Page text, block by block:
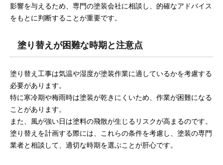
影響を与えるため、専門の塗装会社に相談し、的確なアドバイス
をもとに判断することが重要です。
塗り替えが困難な時期と注意点
塗り替え工事は気温や湿度が塗装作業に適しているかを考慮する
必要があります。
特に寒冷期や梅雨時は塗装が乾きにくいため、作業が困難になる
ことがあります。
また、風が強い日は塗料の飛散が生じるリスクが高まるのです。
塗り替えを計画する際には、これらの条件を考慮し、塗装の専門
業者と相談して、適切な時期を選ぶことが肝心です。